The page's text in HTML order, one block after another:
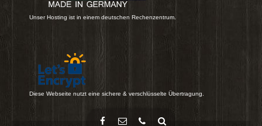
Unser Hosting ist in einem deutschen Rechenzentrum.
Diese Webseite nutzt eine sichere & verschlüsselte Übertragung.